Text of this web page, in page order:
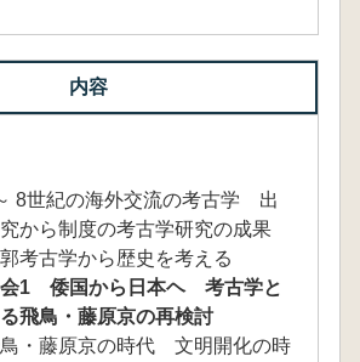
内容
8世紀の海外交流の考古学 出
から制度の考古学研究の成果
考古学から歴史を考える
会1 倭国から日本ヘ 考古学と
飛鳥・藤原京の再検討
・藤原京の時代 文明開化の時